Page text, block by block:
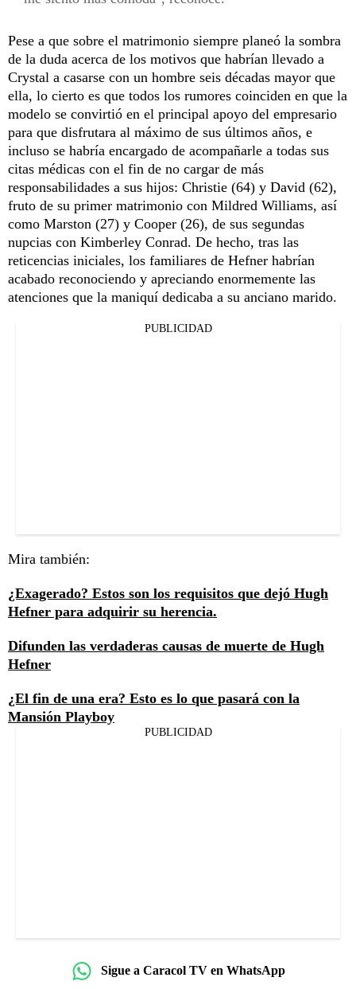
Pese a que sobre el matrimonio siempre planeó la sombra
de la duda acerca de los motivos que habrían llevado a
Crystal a casarse con un hombre seis décadas mayor que
ella, lo cierto es que todos los rumores coinciden en que la
modelo se convirtió en el principal apoyo del empresario
para que disfrutara al máximo de sus últimos años, e
incluso se habría encargado de acompañarle a todas sus
citas médicas con el fin de no cargar de más
responsabilidades a sus hijos: Christie (64) y David (62),
fruto de su primer matrimonio con Mildred Williams, así
como Marston (27) y Cooper (26), de sus segundas
nupcias con Kimberley Conrad. De hecho, tras las
reticencias iniciales, los familiares de Hefner habrían
acabado reconociendo y apreciando enormemente las
atenciones que la maniquí dedicaba a su anciano marido.
PUBLICIDAD
Mira también:
¿Exagerado? Estos son los requisitos que dejó Hugh
Hefner para adquirir su herencia.
Difunden las verdaderas causas de muerte de Hugh
Hefner
¿El fin de una era? Esto es lo que pasará con la
Mansión Playboy
PUBLICIDAD
Sigue a Caracol TV en WhatsApp